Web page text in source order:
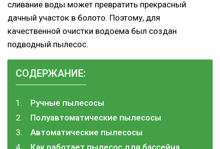
сливание воды может превратить прекрасный
дачный участок в болото. Поэтому, для
качественной очистки водоема был создан
подводный пылесос.
СОДЕРЖАНИЕ:
Ручные пылесосы
Полуавтоматические пылесосы
Автоматические пылесосы
Как работает пылесос для бассейна